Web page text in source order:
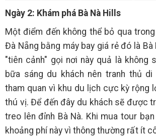
Ngày 2: Khám phá Bà Nà Hills
Một điểm đến không thể bỏ qua
Đà Nẵng bằng máy bay giá rẻ đó là
"tiên cảnh" gọi nơi này quả là không
bữa sáng du khách nên tranh thủ di
tham quan vì khu du lịch cực kỳ rộng
thú vị. Để đến đây du khách sẽ được
treo lên đỉnh Bà Nà. Khi mua tour
khoảng phí này vì thông thường rất ít